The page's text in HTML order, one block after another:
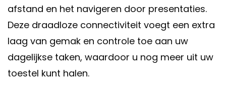
afstand en het navigeren door presentaties.
Deze draadloze connectiviteit voegt een extra
laag van gemak en controle toe aan uw
dagelijkse taken, waardoor u nog meer uit uw
toestel kunt halen.